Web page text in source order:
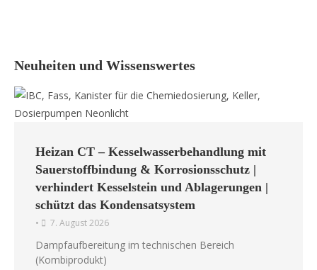
Neuheiten und Wissenswertes
Heizan CT – Kesselwasserbehandlung mit
Sauerstoffbindung & Korrosionsschutz |
verhindert Kesselstein und Ablagerungen |
schützt das Kondensatsystem
• 7. August 2026
Dampfaufbereitung im technischen Bereich
(Kombiprodukt)